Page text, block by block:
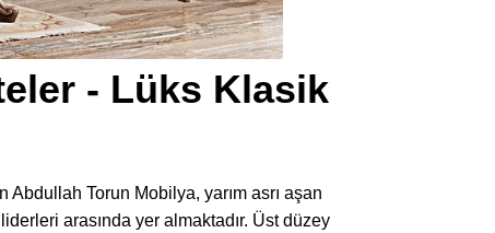
- Lüks Klasik
Torun Mobilya, yarım asrı aşan
arasında yer almaktadır. Üst düzey